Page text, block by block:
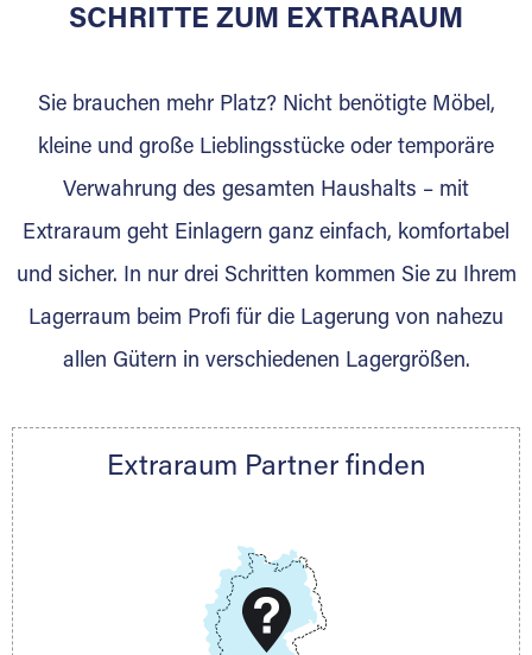
für die Einlagerung von Umzugsgut gebaut
Lagerkunden und Vermietungen.
Ihre Vorteile als Extraraum Partner:
Marktgerechte Preise
Digitale Buchungsplattform
Gewinnung von Neukunden
Nachricht.
Telefon:+49 6145 5442 - 404
DMG Aktiengesellschaft
www.dmg-ag.com
SCHRITTE ZUM EXTRARAUM
Sie brauchen mehr Platz? Nicht benötigte Möbel,
kleine und große Lieblingsstücke oder temporäre
Verwahrung des gesamten Haushalts – mit
Extraraum geht Einlagern ganz einfach, komfortabel
und sicher. In nur drei Schritten kommen Sie zu Ihrem
Lagerraum beim Profi für die Lagerung von nahezu
allen Gütern in verschiedenen Lagergrößen.
Extraraum Partner finden